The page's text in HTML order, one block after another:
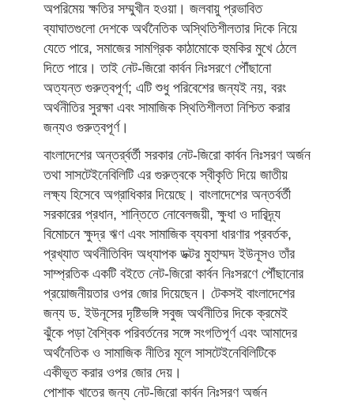
অপরিমেয় ক্ষতির সম্মুখীন হওয়া। জলবায়ু প্রভাবিত
ব্যাঘাতগুলো দেশকে অর্থনৈতিক অস্থিতিশীলতার দিকে নিয়ে
যেতে পারে, সমাজের সামগ্রিক কাঠামোকে হুমকির মুখে ঠেলে
দিতে পারে। তাই নেট-জিরো কার্বন নিঃসরণে পৌঁছানো
অত্যন্ত গুরুত্বপূর্ণ; এটি শুধু পরিবেশের জন্যই নয়, বরং
অর্থনীতির সুরক্ষা এবং সামাজিক স্থিতিশীলতা নিশ্চিত করার
জন্যও গুরুত্বপূর্ণ।
বাংলাদেশের অন্তর্র্বর্তী সরকার নেট-জিরো কার্বন নিঃসরণ অর্জন
তথা সাসটেইনেবিলিটি এর গুরুত্বকে স্বীকৃতি দিয়ে জাতীয়
লক্ষ্য হিসেবে অগ্রাধিকার দিয়েছে। বাংলাদেশের অন্তর্বর্তী
সরকারের প্রধান, শান্তিতে নোবেলজয়ী, ক্ষুধা ও দারিদ্র্য
বিমোচনে ক্ষুদ্র ঋণ এবং সামাজিক ব্যবসা ধারণার প্রবর্তক,
প্রখ্যাত অর্থনীতিবিদ অধ্যাপক ডক্টর মুহাম্মদ ইউনূসও তাঁর
সাম্প্রতিক একটি বইতে নেট-জিরো কার্বন নিঃসরণে পৌঁছানোর
প্রয়োজনীয়তার ওপর জোর দিয়েছেন। টেকসই বাংলাদেশের
জন্য ড. ইউনূসের দৃষ্টিভঙ্গি সবুজ অর্থনীতির দিকে ক্রমেই
ঝুঁকে পড়া বৈশ্বিক পরিবর্তনের সঙ্গে সংগতিপূর্ণ এবং আমাদের
অর্থনৈতিক ও সামাজিক নীতির মূলে সাসটেইনেবিলিটিকে
একীভূত করার ওপর জোর দেয়।
পোশাক খাতের জন্য নেট-জিরো কার্বন নিঃসরণ অর্জন